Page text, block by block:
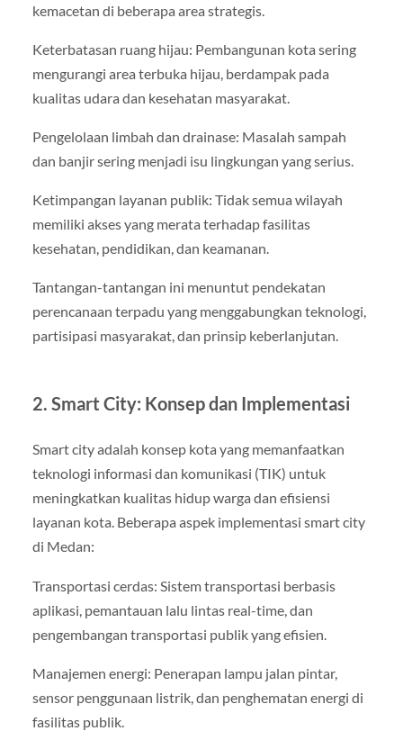
kemacetan di beberapa area strategis.
Keterbatasan ruang hijau: Pembangunan kota sering
mengurangi area terbuka hijau, berdampak pada
kualitas udara dan kesehatan masyarakat.
Pengelolaan limbah dan drainase: Masalah sampah
dan banjir sering menjadi isu lingkungan yang serius.
Ketimpangan layanan publik: Tidak semua wilayah
memiliki akses yang merata terhadap fasilitas
kesehatan, pendidikan, dan keamanan.
Tantangan-tantangan ini menuntut pendekatan
perencanaan terpadu yang menggabungkan teknologi,
partisipasi masyarakat, dan prinsip keberlanjutan.
2. Smart City: Konsep dan Implementasi
Smart city adalah konsep kota yang memanfaatkan
teknologi informasi dan komunikasi (TIK) untuk
meningkatkan kualitas hidup warga dan efisiensi
layanan kota. Beberapa aspek implementasi smart city
di Medan:
Transportasi cerdas: Sistem transportasi berbasis
aplikasi, pemantauan lalu lintas real-time, dan
pengembangan transportasi publik yang efisien.
Manajemen energi: Penerapan lampu jalan pintar,
sensor penggunaan listrik, dan penghematan energi di
fasilitas publik.